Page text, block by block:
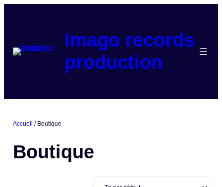
Imago records
production
Accueil / Boutique
Boutique